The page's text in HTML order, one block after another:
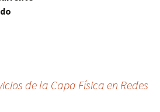
de la Capa Física en Redes